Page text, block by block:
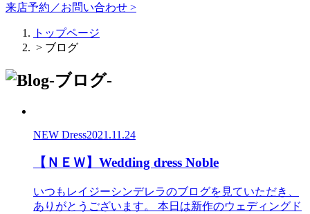
来店予約／お問い合わせ >
トップページ
> ブログ
NEW Dress2021.11.24
【ＮＥＷ】Wedding dress Noble
いつもレイジーシンデレラのブログを見ていただき、
ありがとうございます。 本日は新作のウェディングド